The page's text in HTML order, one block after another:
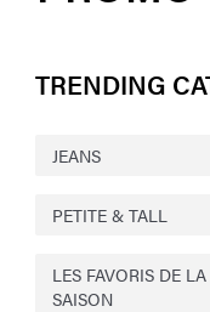
TRENDING
JEANS
PETITE & TALL
LES FAVORIS DE LA
SAISON